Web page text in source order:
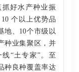
好水产种业振
个以上优势品
地、10个市级以
种业集聚区，并
“土专家”。至
种良种覆盖率达